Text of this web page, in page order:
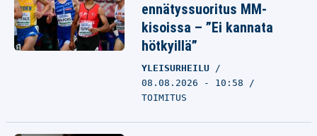
ennätyssuoritus MM-
kisoissa – ”Ei kannata
hötkyillä”
YLEISURHEILU
08.08.2026 - 10:58
TOIMITUS